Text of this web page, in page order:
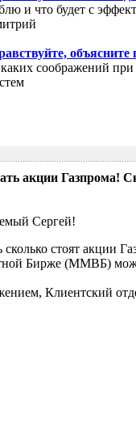
и что будет с
объясните
соображений
акции Газпрома!
Сергей!
сколько стоят акции
Бирже (ММВБ)
Клиентский